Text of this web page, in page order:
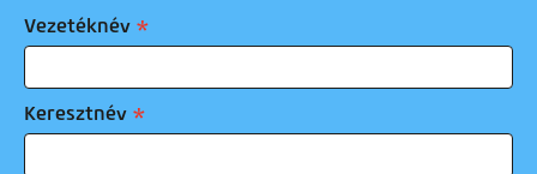
Vezetéknév
Keresztnév